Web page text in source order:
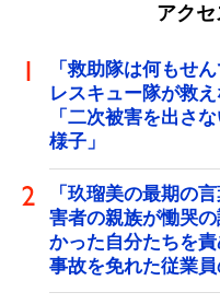
アク
「救助隊は何もせ
レスキュー隊が救
「二次被害を出さ
様子」
「玖瑠美の最期の
害者の親族が慟哭
かった自分たちを
事故を免れた従業